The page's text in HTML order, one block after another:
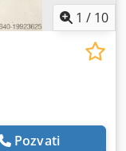
1 / 10
Pozvati